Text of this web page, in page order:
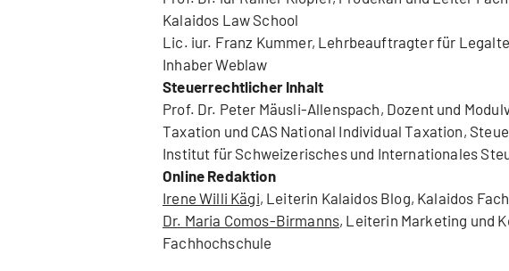
Kalaidos Law School
Lic. iur. Franz Kummer, Lehrbeauftragter für
Inhaber Weblaw
Steuerrechtlicher Inhalt
Prof. Dr. Peter Mäusli-Allenspach, Dozent und
Taxation und CAS National Individual Taxation,
Institut für Schweizerisches und Internationales
Online Redaktion
Irene Willi Kägi, Leiterin Kalaidos Blog, Kalaidos
Dr. Maria Comos-Birmanns, Leiterin Marketing und
Fachhochschule